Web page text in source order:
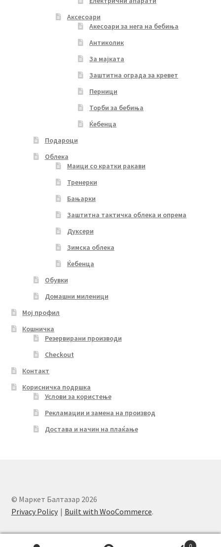
Аксесоари
Акесоари за нега на бебиња
Антиколик
За мајката
Заштитна ограда за кревет
Перници
Торби за бебиња
Ќебенца
Подароци
Облека
Маици со кратки ракави
Тренерки
Бањарки
Заштитна тактичка облека и опрема
Дуксери
Зимска облека
Ќебенца
Обувки
Домашни миленици
Мој профил
Кошничка
Резервирани производи
Checkout
Контакт
Корисничка подршка
Услови за користење
Рекламации и замена на производ
Достава и начин на плаќање
© Маркет Балтазар 2026
Privacy Policy
Built with WooCommerce.